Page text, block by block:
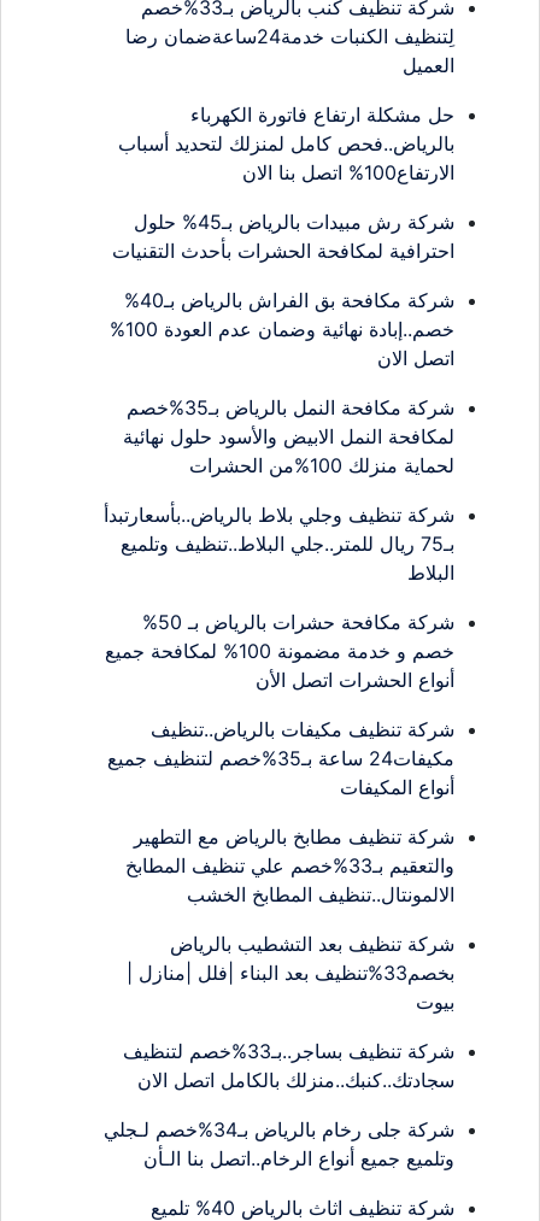
شركة تنظيف كنب بالرياض بـ33%خصم
لِتنظيف الكنبات خدمة24ساعةضمان رضا
العميل
حل مشكلة ارتفاع فاتورة الكهرباء
بالرياض..فحص كامل لمنزلك لتحديد أسباب
الارتفاع100% اتصل بنا الان
شركة رش مبيدات بالرياض بـ45% حلول
احترافية لمكافحة الحشرات بأحدث التقنيات
شركة مكافحة بق الفراش بالرياض بـ40%
خصم..إبادة نهائية وضمان عدم العودة 100%
اتصل الان
شركة مكافحة النمل بالرياض بـ35%خصم
لمكافحة النمل الابيض والأسود حلول نهائية
لحماية منزلك 100%من الحشرات
شركة تنظيف وجلي بلاط بالرياض..بأسعارتبدأ
بـ75 ريال للمتر..جلي البلاط..تنظيف وتلميع
البلاط
شركة مكافحة حشرات بالرياض بـ 50%
خصم و خدمة مضمونة 100% لمكافحة جميع
أنواع الحشرات اتصل الأن
شركة تنظيف مكيفات بالرياض..تنظيف
مكيفات24 ساعة بـ35%خصم لتنظيف جميع
أنواع المكيفات
شركة تنظيف مطابخ بالرياض مع التطهير
والتعقيم بـ33%خصم علي تنظيف المطابخ
الالمونتال..تنظيف المطابخ الخشب
شركة تنظيف بعد التشطيب بالرياض
بخصم33%تنظيف بعد البناء |فلل |منازل |
بيوت
شركة تنظيف بساجر..بـ33%خصم لتنظيف
سجادتك..كنبك..منزلك بالكامل اتصل الان
شركة جلى رخام بالرياض بـ34%خصم لـجلي
وتلميع جميع أنواع الرخام..اتصل بنا الـأن
شركة تنظيف اثاث بالرياض 40% تلميع